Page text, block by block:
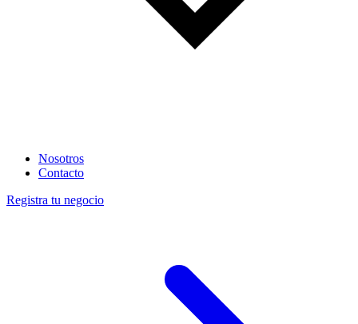
Nosotros
Contacto
Registra tu negocio